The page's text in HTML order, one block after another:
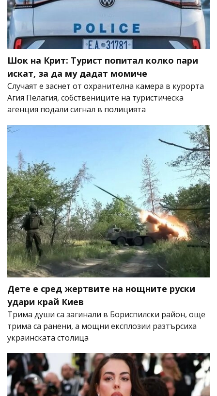
Шок на Крит: Турист попитал колко пари
искат, за да му дадат момиче
Случаят е заснет от охранителна камера в курорта
Агия Пелагия, собствениците на туристическа
агенция подали сигнал в полицията
Дете е сред жертвите на нощните руски
удари край Киев
Трима души са загинали в Бориспилски район, още
трима са ранени, а мощни експлозии разтърсиха
украинската столица